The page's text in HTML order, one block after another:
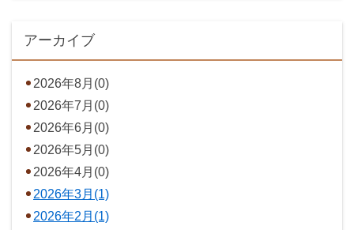
アーカイブ
2026年8月(0)
2026年7月(0)
2026年6月(0)
2026年5月(0)
2026年4月(0)
2026年3月(1)
2026年2月(1)